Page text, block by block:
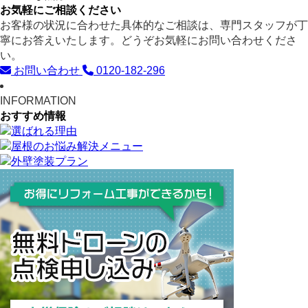
お気軽にご相談ください
お客様の状況に合わせた具体的なご相談は、専門スタッフが丁
寧にお答えいたします。どうぞお気軽にお問い合わせくださ
い。
お問い合わせ
0120-182-296
INFORMATION
おすすめ情報